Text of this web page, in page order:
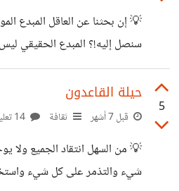
تنعكس عليها الأضواء وستتمكن
سيحدث
💡 إن بحثنا عن العاقل المبدع
سنصل إليه!؟ المبدع
الحكيم وليس النابغة وليس
وليس الشمولي وليس الموسوعي
وليس المتفوق وليس المفكر وليس
وليس الفقيه وليس القائد وليس
الماهر وليس البارع وليس
5
حيلة القاعدون
قبل 7 أشهر ثقافة
💡 من السهل انتقاد الجميع ولا
شيء والتذمر على كل شيء